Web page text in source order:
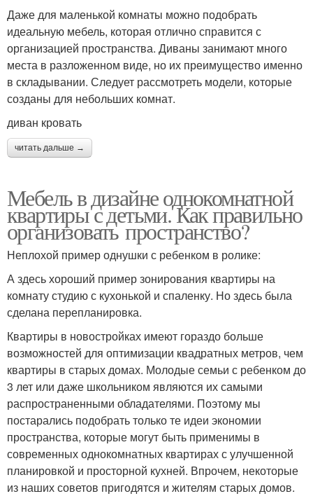
Даже для маленькой комнаты можно подобрать
идеальную мебель, которая отлично справится с
организацией пространства. Диваны занимают много
места в разложенном виде, но их преимущество именно
в складывании. Следует рассмотреть модели, которые
созданы для небольших комнат.
диван кровать
читать дальше →
Мебель в дизайне однокомнатной
квартиры с детьми. Как правильно
организовать пространство?
Неплохой пример однушки с ребенком в ролике:
А здесь хороший пример зонирования квартиры на
комнату студию с кухонькой и спаленку. Но здесь была
сделана перепланировка.
Квартиры в новостройках имеют гораздо больше
возможностей для оптимизации квадратных метров, чем
квартиры в старых домах. Молодые семьи с ребенком до
3 лет или даже школьником являются их самыми
распространенными обладателями. Поэтому мы
постарались подобрать только те идеи экономии
пространства, которые могут быть применимы в
современных однокомнатных квартирах с улучшенной
планировкой и просторной кухней. Впрочем, некоторые
из наших советов пригодятся и жителям старых домов.